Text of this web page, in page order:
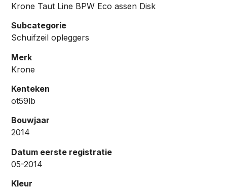
Krone Taut Line BPW Eco assen Disk
Subcategorie
Schuifzeil opleggers
Merk
Krone
Kenteken
ot59lb
Bouwjaar
2014
Datum eerste registratie
05-2014
Kleur